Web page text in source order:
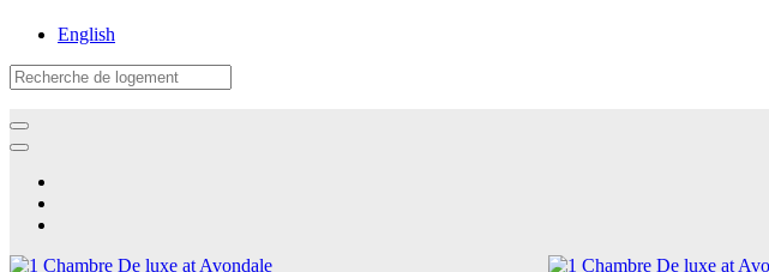
English